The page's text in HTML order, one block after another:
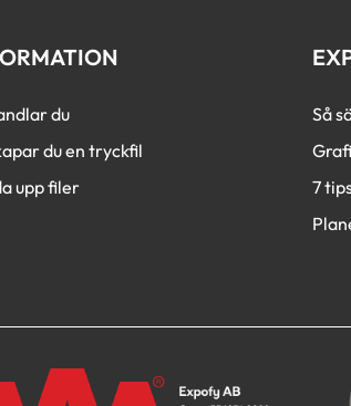
du
du en tryckfil
upp filer
Så
7